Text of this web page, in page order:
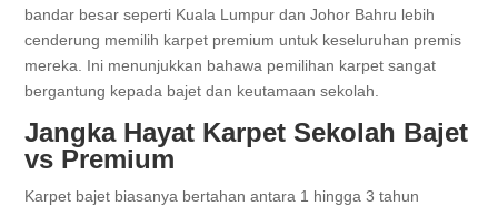
bandar besar seperti Kuala Lumpur dan Johor Bahru lebih
cenderung memilih karpet premium untuk keseluruhan premis
mereka. Ini menunjukkan bahawa pemilihan karpet sangat
bergantung kepada bajet dan keutamaan sekolah.
Jangka Hayat Karpet Sekolah Bajet
vs Premium
Karpet bajet biasanya bertahan antara 1 hingga 3 tahun